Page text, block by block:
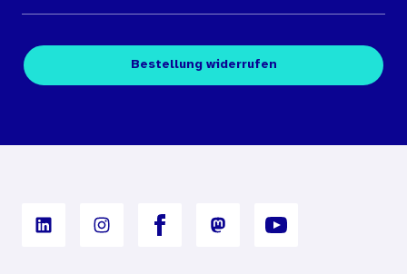
Medienübersichten
Kontakt
Fachpublikationen
Digitales Archiv
Bestellung widerrufen